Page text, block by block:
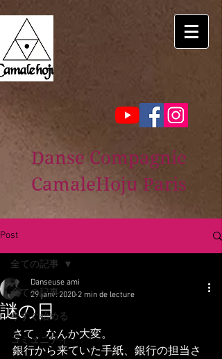
Danse Compagnie
CamaleHoju Paris
Post
全ての記事
今すぐ始める
コミュニティ
全ての記事
謎の日
Danseuse ami
29 janv. 2020 2 min de lecture
さて、なんか大変。
銀行から来ていた手紙、銀行の担当さ